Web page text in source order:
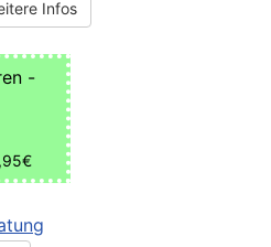
Infos
-